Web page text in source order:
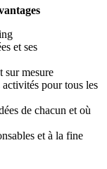
et ses
sur mesure
pour tous les
de chacun et où
et à la fine